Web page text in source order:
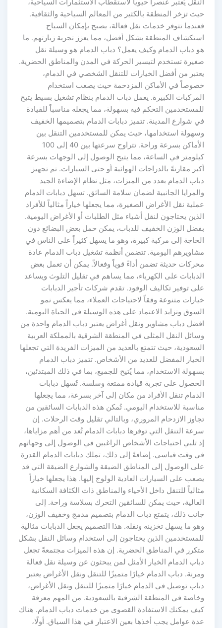
النقل يُعتبر عنصراً حيوياً لاستقطاب الاستثمارات السياحية،
حيث تزخر المنطقة بالكثير من المعالم السياحية والثقافية.
فعندما تتوفر خدمات نقل فعالة، يصبح بإمكان السياح
استكشاف المنطقة بشكل أفضل، مما يعزز تجربة زيارتهم. ما
هو دباب الدمام وكيف يعمل؟ دباب الدمام هو وسيلة نقل
صغيرة تستخدم لتيسير الحركة في المدن والمناطق الحضرية.
يعتبر من أفضل الخيارات للتنقل الشخصي في الدمام،
خصوصاً في الأماكن المزدحمة حيث يصعب استخدام
المركبات الكبيرة. يعمل دباب الدمام بنظام تشغيل بسيط يتيح
للمستخدمين التحكم فيه بسهولة، مما يجعله مناسباً للقيادة
في شوارع المدينة. تتميز دبابات الدمام بتصميمها الخفيف
وسهولة استخدامها، حيث يمكن للمستخدمين التنقل بين
الأماكن بسرعة وراحة. تتراوح سرعتها بين 40 إلى 100
كيلومتر في الساعة، مما يتيح الوصول إلى الوجهات بسرعة
أكبر مقارنةً بالدراجات الهوائية أو حتى السيارات. تم تجهيز
دباب الدمام بعدد من الميزات، مثل نظام الإضاءة الجيد
والمرايا الجانبية لضمان سلامة السائق. تسهل دبابات الدمام
عملية نقل الأغراض الصغيرة، مما يجعلها خياراً مثالياً للأفراد
الذين يحتاجون لنقل أشياء مثل الطلبات أو الأغراض اليومية.
بفضل الوزن الخفيف للدباب، يمكن حمل بعض البضائع دون
الحاجة إلى مركبة كبيرة، وهو ما يسهل كثيراً على الناس في
مشاويرهم اليومية. تتضمن أنظمة تشغيل دباب الدمام عادة
محركات حديثة تضمن أداءً قوياً وفعالاً. يمكن أن تعمل بعض
الدبابات على الكهرباء، مما يساهم في تقليل التلوث ويساعد
على توفير تكاليف الوقود. تقدم شركات تأجير الدبابات
خيارات متنوعة وفقاً لاحتياجات العملاء، مما يعكس نمو
السوق وتزايد الاعتماد على هذه الوسيلة في الحياة اليومية.
افضل دباب مشاوير ونقل أغراض يعتبر دباب الدمام واحدة من
وسائل النقل المثلى في المنطقة الشرقية بالمملكة العربية
السعودية، حيث تتمتع بالعديد من الميزات الفريدة التي تجعلها
الخيار المفضل للعديد من الأشخاص. تتميز دباب الدمام
بسهولة الاستخدام، مما يُتيح للجميع، بما في ذلك المبتدئين،
الحصول على تجربة قيادة ممتعة وسلسة. تُسهل دبابات
الدمام تنقل الأفراد من مكان إلى آخر بسرعة، مما يجعلها
مناسبة للاستخدام اليومي. تُمكن هذه الدبابات السائقين من
تجاوز الازدحام المروري، وبالتالي تقليل وقت الرحلات. إن
سرعة التنقل التي توفرها دبابات الدمام تُعد من أهم مزاياها،
إذ تلبي احتياجات الأشخاص الراغبين في الوصول إلى وجهاتهم
في وقت قياسي. إضافةً إلى ذلك، تملك دبابات الدمام القدرة
على الوصول إلى المناطق الضيقة والشوارع الضيقة التي قد
يصعب على السيارات العادية الولوج إليها. هذا يجعلها خياراً
مثالياً للتنقل داخل الأحياء والمناطق ذات الكثافة السكانية
العالية، حيث يمكن للسائقين التحرك بسلاسة وراحة. إلى
جانب ذلك، يتمتع دباب الدمام بتصميم مدمج وخفيف الوزن،
وهو ما يسهل تخزينه ونقله. هذا التصميم يجعل الدبابات مثالية
للمستخدمين الذين يحتاجون إلى استخدام وسائل النقل بشكل
متكرر في المناطق الحضرية. إن هذه الميزات مجتمعةً تجعل
دباب الدمام الخيار الأمثل لمن يبحثون عن وسيلة نقل فعالة
ومرنة. دباب الدمام خيارًا متميزًا للتنقل ونقل الأغراض يعتبر
دباب توصيل في الدمام خيارًا متميزًا للتنقل ونقل الأغراض،
وخاصة في المنطقة الشرقية بالسعودية. من المهم معرفة
كيف يمكنك الاستفادة القصوى من خدمات دباب الدمام. هناك
عدة عوامل يجب أخذها بعين الاعتبار في هذا السياق. أولًا،